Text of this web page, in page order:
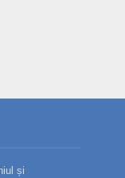
și